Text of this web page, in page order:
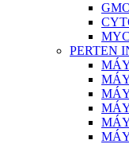
PERTEN